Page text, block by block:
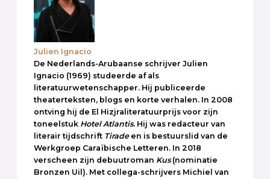
Julien Ignacio
De Nederlands-Arubaanse schrijver Julien
Ignacio (1969) studeerde af als
literatuurwetenschapper. Hij publiceerde
theaterteksten, blogs en korte verhalen. In 2008
ontving hij de El Hizjraliteratuurprijs voor zijn
toneelstuk Hotel Atlantis. Hij was redacteur van
literair tijdschrift Tiradeen is bestuurslid van de
Werkgroep Caraïbische Letteren. In 2018
verscheen zijn debuutroman Kus(nominatie
Bronzen Uil). Met collega-schrijvers Michiel van